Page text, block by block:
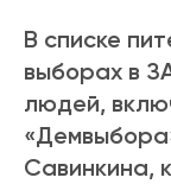
В списке
выборах в
людей,
Савинкина,